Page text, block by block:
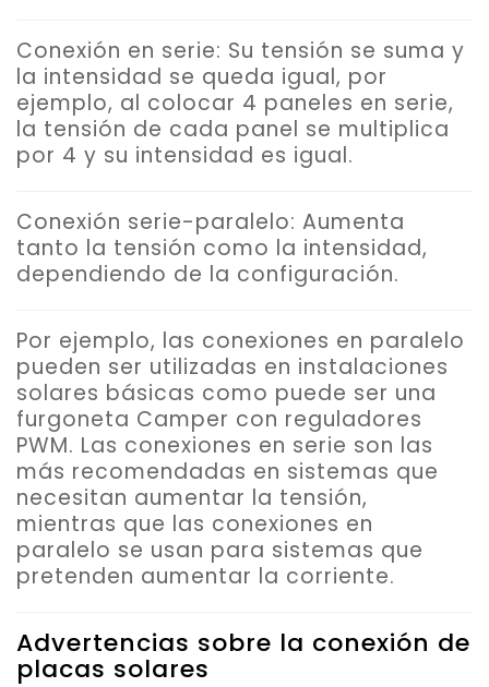
Conexión en serie: Su tensión se suma y
la intensidad se queda igual, por
ejemplo, al colocar 4 paneles en serie,
la tensión de cada panel se multiplica
por 4 y su intensidad es igual.
Conexión serie-paralelo: Aumenta
tanto la tensión como la intensidad,
dependiendo de la configuración.
Por ejemplo, las conexiones en paralelo
pueden ser utilizadas en instalaciones
solares básicas como puede ser una
furgoneta Camper con reguladores
PWM. Las conexiones en serie son las
más recomendadas en sistemas que
necesitan aumentar la tensión,
mientras que las conexiones en
paralelo se usan para sistemas que
pretenden aumentar la corriente.
Advertencias sobre la conexión de
placas solares